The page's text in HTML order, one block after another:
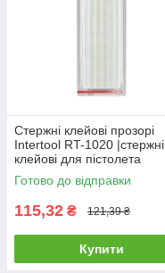
Стержні клейові прозорі
Intertool RT-1020 |стержні
клейові для пістолета
Intertool RT-1020 клей для
пістолета
Готово до відправки
115,32 ₴ 121,39 ₴
Купити